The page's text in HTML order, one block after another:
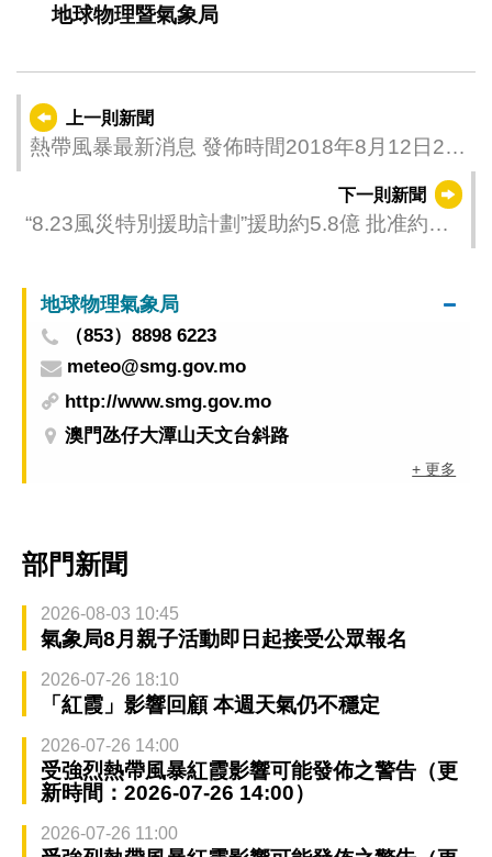
地球物理暨氣象局
上一則新聞
熱帶風暴最新消息 發佈時間2018年8月12日20
下一則新聞
“8.23風災特別援助計劃”援助約5.8億 批准約
地球物理氣象局
（853）8898 6223
meteo@smg.gov.mo
http://www.smg.gov.mo
澳門氹仔大潭山天文台斜路
+ 更多
部門新聞
2026-08-03 10:45
氣象局8月親子活動即日起接受公眾報名
2026-07-26 18:10
「紅霞」影響回顧 本週天氣仍不穩定
2026-07-26 14:00
受強烈熱帶風暴紅霞影響可能發佈之警告（更
新時間：2026-07-26 14:00）
2026-07-26 11:00